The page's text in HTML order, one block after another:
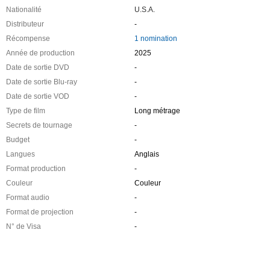
Nationalité
U.S.A.
Distributeur
-
Récompense
1 nomination
Année de production
2025
Date de sortie DVD
-
Date de sortie Blu-ray
-
Date de sortie VOD
-
Type de film
Long métrage
Secrets de tournage
-
Budget
-
Langues
Anglais
Format production
-
Couleur
Couleur
Format audio
-
Format de projection
-
N° de Visa
-